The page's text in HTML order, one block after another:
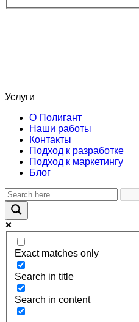
Услуги
О Полигант
Наши работы
Контакты
Подход к разработке
Подход к маркетингу
Блог
Exact matches only
Search in title
Search in content